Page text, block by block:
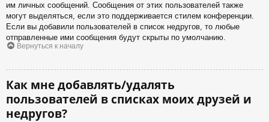
им личных сообщений. Сообщения от этих пользователей также
могут выделяться, если это поддерживается стилем конференции.
Если вы добавили пользователей в список недругов, то любые
отправленные ими сообщения будут скрыты по умолчанию.
Вернуться к началу
Как мне добавлять/удалять
пользователей в списках моих друзей и
недругов?